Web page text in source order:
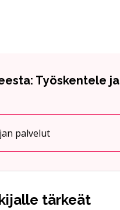
Työskentele ja
palvelutvalikkoa
tärkeät